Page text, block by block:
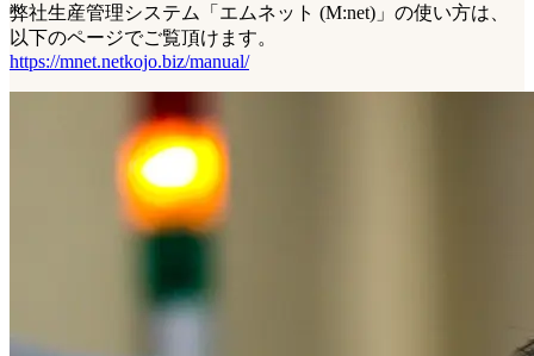
弊社生産管理システム「エムネット (M:net)」の使い方は、
以下のページでご覧頂けます。
https://mnet.netkojo.biz/manual/